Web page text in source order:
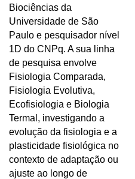
Biociências da
Universidade de São
Paulo e pesquisador nível
1D do CNPq. A sua linha
de pesquisa envolve
Fisiologia Comparada,
Fisiologia Evolutiva,
Ecofisiologia e Biologia
Termal, investigando a
evolução da fisiologia e a
plasticidade fisiológica no
contexto de adaptação ou
ajuste ao longo de